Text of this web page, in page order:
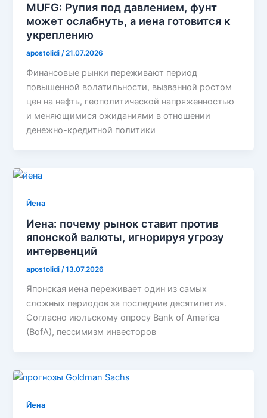
MUFG: Рупия под давлением, фунт
может ослабнуть, а иена готовится к
укреплению
apostolidi/21.07.2026
Финансовые рынки переживают период
повышенной волатильности, вызванной ростом
цен на нефть, геополитической напряженностью
и меняющимися ожиданиями в отношении
денежно-кредитной политики
Йена
Иена: почему рынок ставит против
японской валюты, игнорируя угрозу
интервенций
apostolidi/13.07.2026
Японская иена переживает один из самых
сложных периодов за последние десятилетия.
Согласно июльскому опросу Bank of America
(BofA), пессимизм инвесторов
Йена